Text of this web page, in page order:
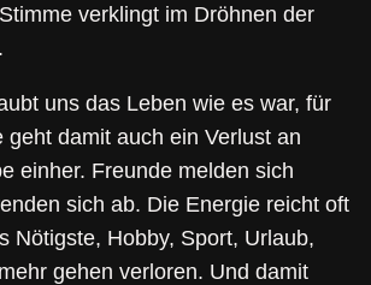
verklingt im Dröhnen der
uns das Leben wie es war, für
geht damit auch ein Verlust an
einher. Freunde melden sich
sich ab. Die Energie reicht oft
Nötigste, Hobby, Sport, Urlaub,
gehen verloren. Und damit